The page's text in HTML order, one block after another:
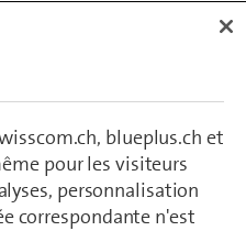
blueplus.ch et
pour les visiteurs
personnalisation
correspondante n'est